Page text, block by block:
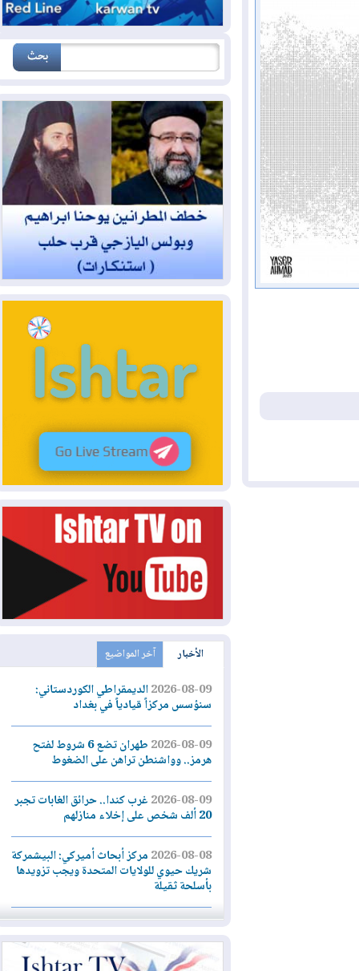
الأخبار آخر المواضيع
2026-08-09الديمقراطي الكوردستاني:
سنؤسس مركزاً قيادياً في بغداد
2026-08-09
طهران تضع 6 شروط لفتح
هرمز.. وواشنطن تراهن على الضغوط
2026-08-09غرب كندا.. حرائق الغابات تجبر
2026-08-08مركز أبحاث أميركي: البيشمركة
شريك حيوي للولايات المتحدة ويجب تزويدها
بأسلحة ثقيلة
2026-08-08الداخلية: رصد شائعات مفبركة
بالذكاء الاصطناعي ومقاطع قديمة يعاد نشرها